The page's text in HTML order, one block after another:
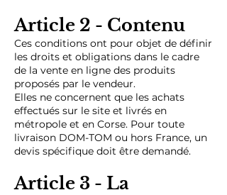
Article 2 - Contenu
Ces conditions ont pour objet de définir
les droits et obligations dans le cadre
de la vente en ligne des produits
proposés par le vendeur.
Elles ne concernent que les achats
effectués sur le site et livrés en
métropole et en Corse. Pour toute
livraison DOM-TOM ou hors France, un
devis spécifique doit être demandé.
Article 3 - La